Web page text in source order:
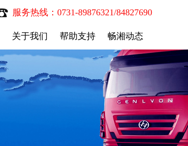
服务热线：0731-89876321/84827690
关于我们 帮助支持 畅湘动态